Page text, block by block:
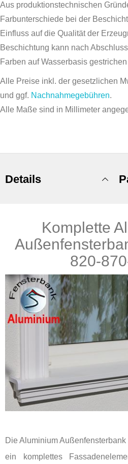
Aus produktionstechnischen
Farbunterschiede bei der
Einfluss auf die Qualität der
Beschichtung kann nach
Farben auf Wasserbasis
Alle Preise inkl. der gesetzlichen
und ggf. Nachnahmegebühren.
Alle Maße sind in Millimeter
Details
Komplette
820-
Die Aluminium
ein komplettes